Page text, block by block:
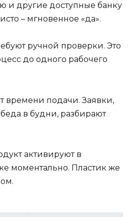
и другие доступные банку
– мгновенное «да».
ручной проверки. Это
до одного рабочего
времени подачи. Заявки,
в будни, разбирают
активируют в
моментально. Пластик же